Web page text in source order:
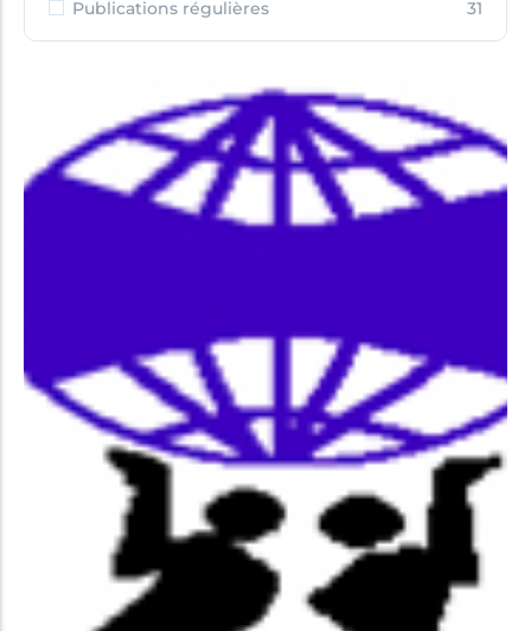
Publications régulières
31